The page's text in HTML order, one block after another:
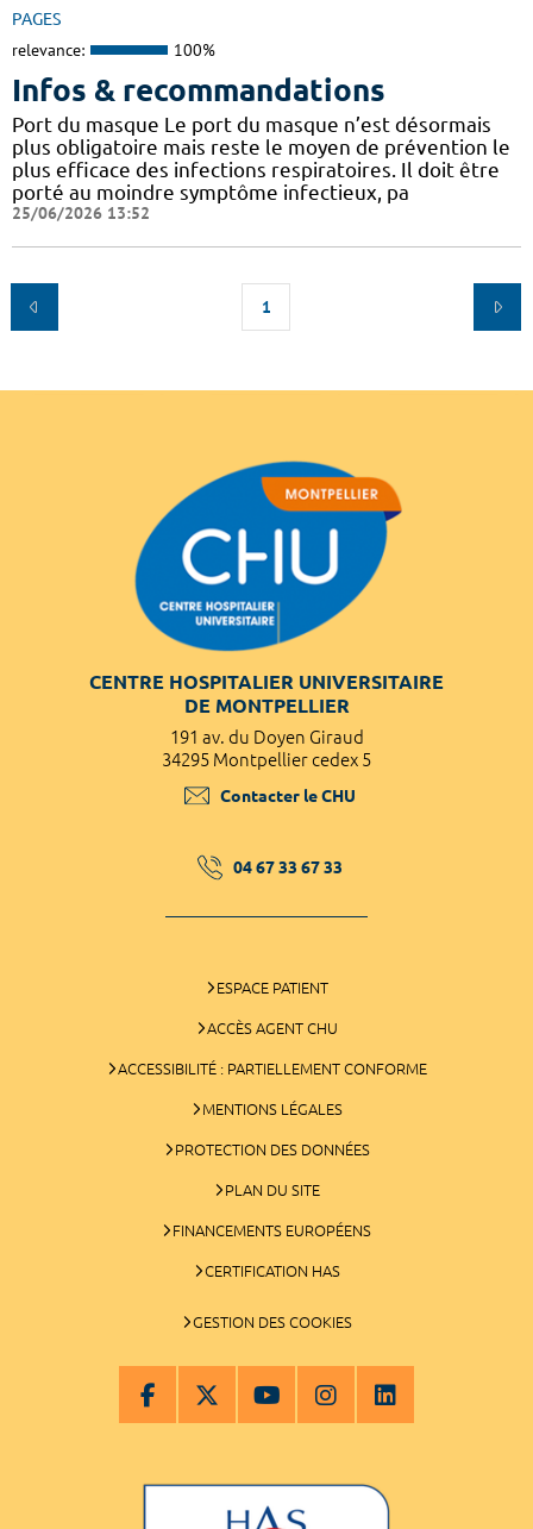
PAGES
relevance: 100%
Infos & recommandations
Port du masque Le port du masque n’est désormais
plus obligatoire mais reste le moyen de prévention le
plus efficace des infections respiratoires. Il doit être
porté au moindre symptôme infectieux, pa
25/06/2026 13:52
1
CENTRE HOSPITALIER UNIVERSITAIRE
DE MONTPELLIER
191 av. du Doyen Giraud
34295 Montpellier cedex 5
Contacter le CHU
04 67 33 67 33
ESPACE PATIENT
ACCÈS AGENT CHU
ACCESSIBILITÉ : PARTIELLEMENT CONFORME
MENTIONS LÉGALES
PROTECTION DES DONNÉES
PLAN DU SITE
FINANCEMENTS EUROPÉENS
CERTIFICATION HAS
GESTION DES COOKIES